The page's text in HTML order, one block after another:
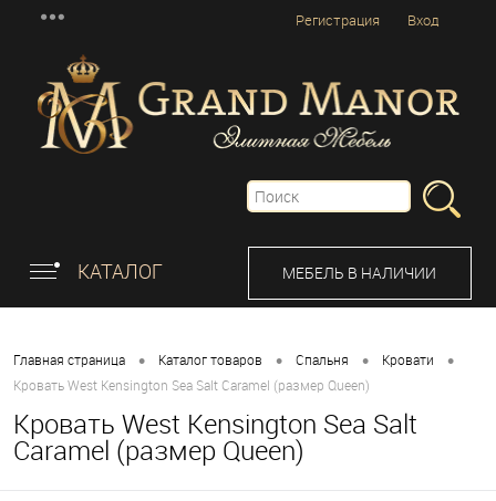
Вход
Регистрация
КАТАЛОГ МЕБЕЛЬ В НАЛИЧИИ
Главная страница • Каталог товаров • Спальня • Кровати •
Кровать West Kensington Sea Salt Caramel (размер Queen)
Кровать West Kensington Sea Salt
Caramel (размер Queen)